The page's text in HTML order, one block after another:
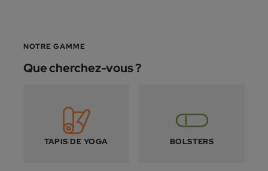
NOTRE GAMME
Que cherchez-vous ?
TAPIS DE YOGA BOLSTERS